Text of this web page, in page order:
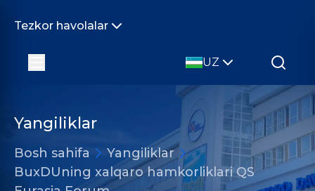
Tezkor havolalar
UZ
Yangiliklar
Bosh sahifa
Yangiliklar
BuxDUning xalqaro hamkorliklari QS